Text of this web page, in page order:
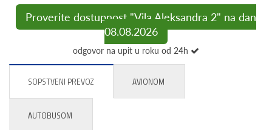
Proverite dostupnost "Vila Aleksandra 2" na dan
08.08.2026
odgovor na upit u roku od 24h
SOPSTVENI PREVOZ AVIONOM
AUTOBUSOM